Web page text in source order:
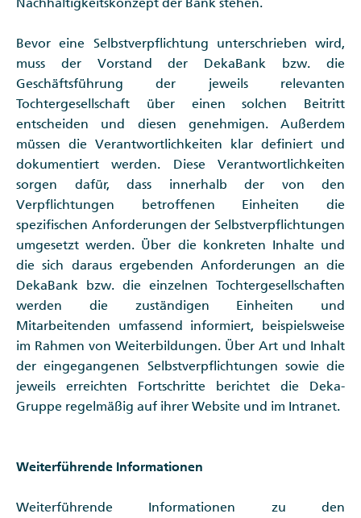
Bevor eine Selbstverpflichtung unterschrieben wird,
muss der Vorstand der DekaBank bzw. die
Geschäftsführung der jeweils relevanten
Tochtergesellschaft über einen solchen Beitritt
entscheiden und diesen genehmigen. Außerdem
müssen die Verantwortlichkeiten klar definiert und
dokumentiert werden. Diese Verantwortlichkeiten
sorgen dafür, dass innerhalb der von den
Verpflichtungen betroffenen Einheiten die
spezifischen Anforderungen der Selbstverpflichtungen
umgesetzt werden. Über die konkreten Inhalte und
die sich daraus ergebenden Anforderungen an die
DekaBank bzw. die einzelnen Tochtergesellschaften
werden die zuständigen Einheiten und
Mitarbeitenden umfassend informiert, beispielsweise
im Rahmen von Weiterbildungen. Über Art und Inhalt
der eingegangenen Selbstverpflichtungen sowie die
jeweils erreichten Fortschritte berichtet die Deka-
Gruppe regelmäßig auf ihrer Website und im Intranet.
Weiterführende Informationen
Weiterführende Informationen zu den